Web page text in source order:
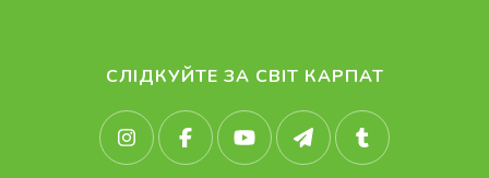
СЛІДКУЙТЕ ЗА СВІТ КАРПАТ